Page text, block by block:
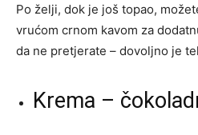
Po želji, dok je još topao,
vrućom crnom kavom za
da ne pretjerate – dovoljno je
Krema –